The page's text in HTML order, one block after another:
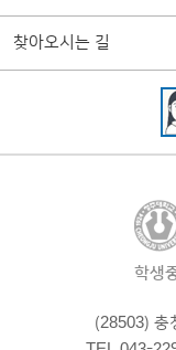
찾아오시는 길
학생
(28503) 충